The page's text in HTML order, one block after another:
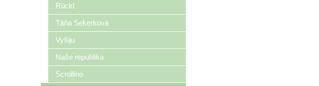
Rückl
Táňa Sekerková
Vyšiju
Naše republika
Scrollino